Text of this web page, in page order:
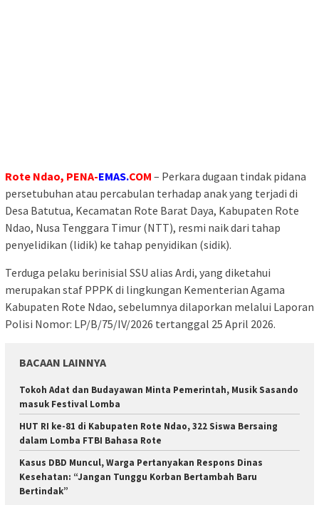
Rote Ndao, PENA-EMAS.COM – Perkara dugaan tindak pidana
persetubuhan atau percabulan terhadap anak yang terjadi di
Desa Batutua, Kecamatan Rote Barat Daya, Kabupaten Rote
Ndao, Nusa Tenggara Timur (NTT), resmi naik dari tahap
penyelidikan (lidik) ke tahap penyidikan (sidik).
Terduga pelaku berinisial SSU alias Ardi, yang diketahui
merupakan staf PPPK di lingkungan Kementerian Agama
Kabupaten Rote Ndao, sebelumnya dilaporkan melalui Laporan
Polisi Nomor: LP/B/75/IV/2026 tertanggal 25 April 2026.
BACAAN LAINNYA
Tokoh Adat dan Budayawan Minta Pemerintah, Musik Sasando
masuk Festival Lomba
HUT RI ke-81 di Kabupaten Rote Ndao, 322 Siswa Bersaing
dalam Lomba FTBI Bahasa Rote
Kasus DBD Muncul, Warga Pertanyakan Respons Dinas
Kesehatan: “Jangan Tunggu Korban Bertambah Baru
Bertindak”